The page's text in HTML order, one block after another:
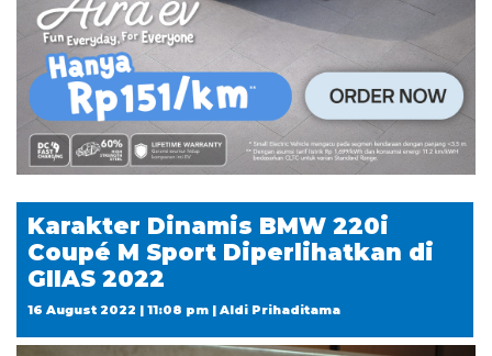
Karakter Dinamis BMW 220i
Coupé M Sport Diperlihatkan di
GIIAS 2022
16 August 2022 | 11:08 pm | Aldi Prihaditama